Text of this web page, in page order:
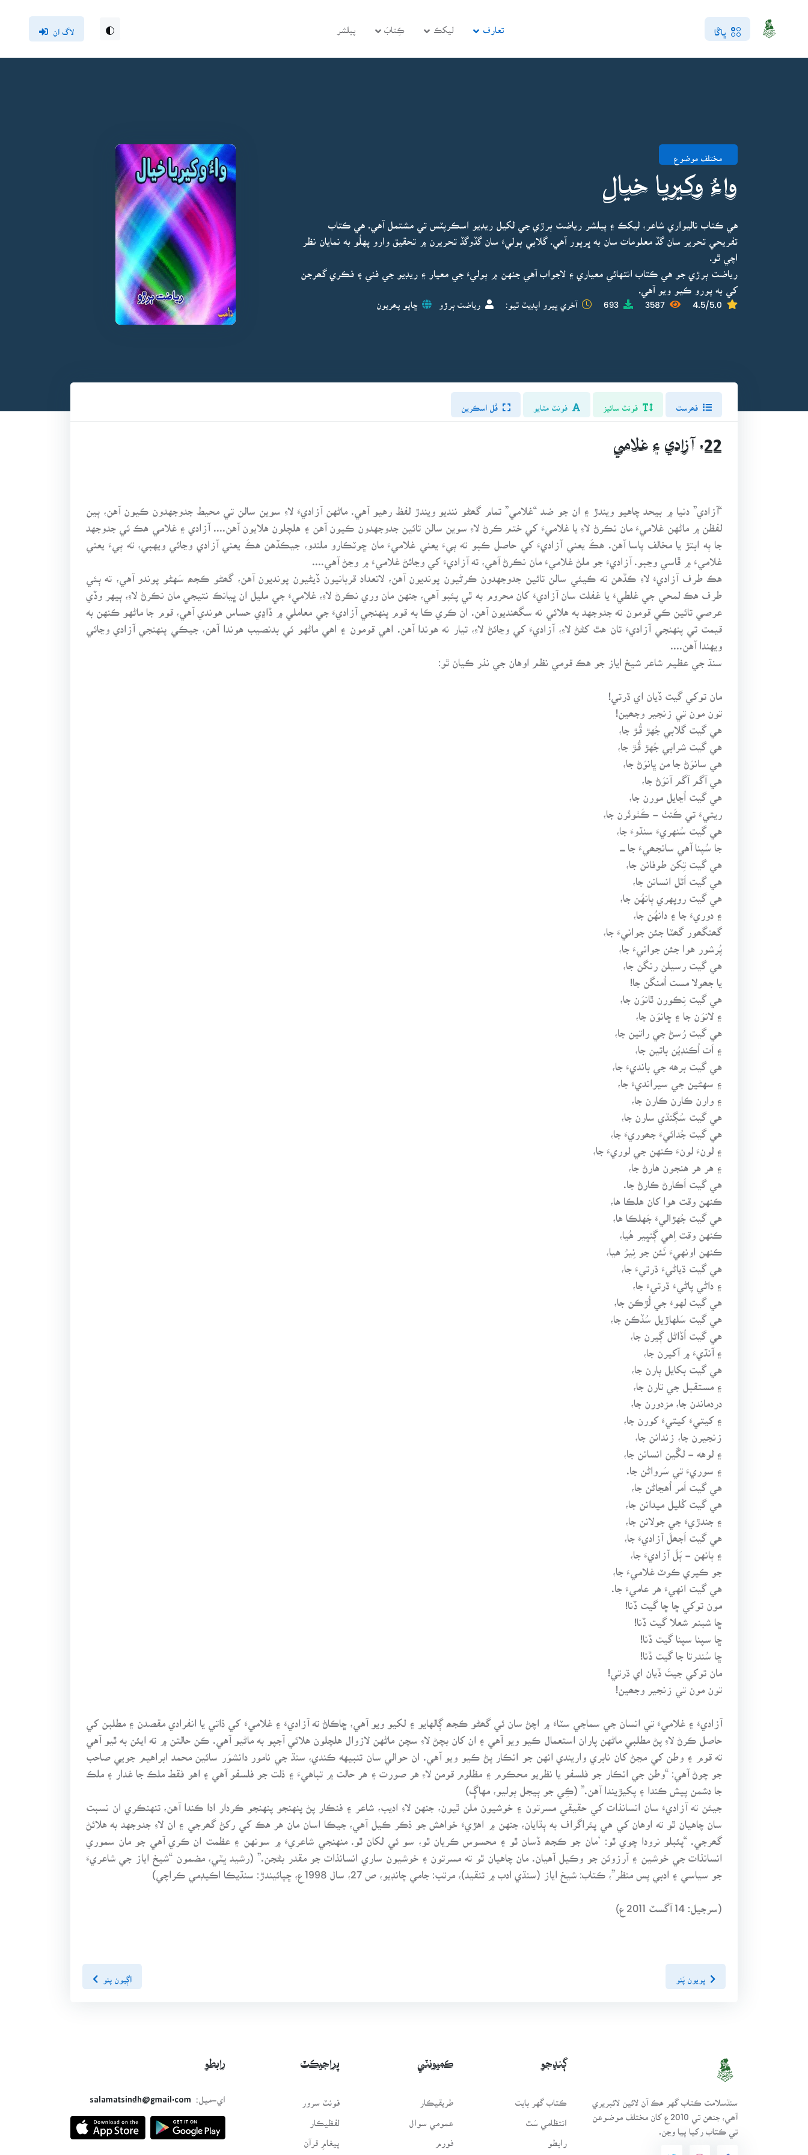
ڀاڱا تعارف ليکڪ ڪِتابَ پبلشر لاگ ان
مختلف موضوع
واءُ وکيريا خيال
هي ڪتاب ناليواري شاعر، ليکڪ ۽ پبلشر رياضت ٻرڙي جي لکيل ريڊيو اسڪرپٽس تي مشتمل آهي. هي ڪتاب
تفريحي تحرير سان گڏ معلومات سان به ڀرپور آهي. گلابي ٻوليءَ سان گڏوگڏ تحريرن ۾ تحقيق وارو پهلُو به نمايان نظر
اچي ٿو.
رياضت ٻرڙي جو هي ڪتاب انتهائي معياري ۽ لاجواب آهي جنهن ۾ ٻوليءَ جي معيار ۽ ريڊيو جي فني ۽ فڪري گھرجن
کي به پورو ڪيو ويو آهي.
4.5/5.0
3587
693 آخري ڀيرو اپڊيٽ ٿيو: رياضت ٻرڙو ڇاپو پھريون
فونٽ سائيز فونٽ مٽايو فُل اسڪرين
22. آزادي ۽ غلامي
“آزادي” دنيا ۾ بيحد چاهيو ويندڙ ۽ ان جو ضد “غلامي” تمام گھڻو ننديو ويندڙ لفظ رهيو آهي. ماڻهن آزاديءَ لاءِ سوين سالن تي محيط جدوجهدون ڪيون آهن، ٻين
لفظن ۾ ماڻهن غلاميءَ مان نڪرڻ لاءِ يا غلاميءَ کي ختم ڪرڻ لاءِ سوين سالن تائين جدوجهدون ڪيون آهن ۽ هلچلون هلايون آهن.... آزادي ۽ غلامي هڪ ئي جدوجهد
جا ٻه ابتڙ يا مخالف پاسا آهن. هڪَ يعني آزاديءَ کي حاصل ڪبو ته ٻيءَ يعني غلاميءَ مان ڇوٽڪارو ملندو، جيڪڏهن هڪَ يعني آزادي وڃائي ويهبي، ته ٻيءَ يعني
غلاميءَ ۾ ڦاسي وڃبو. آزاديءَ جو ملڻ غلاميءَ مان نڪرڻ آهي، ته آزاديءَ کي وڃائڻ غلاميءَ ۾ وڃڻ آهي....
هڪ طرف آزاديءَ لاءِ ڪڏهن ته ڪيئي سالن تائين جدوجهدون ڪرڻيون پونديون آهن، لاتعداد قربانيون ڏيڻيون پونديون آهن، گھڻو ڪجھ سَهڻو پوندو آهي، ته ٻئي
طرف هڪ لمحي جي غلطيءَ يا غفلت سان آزاديءَ کان محروم به ٿي پئبو آهي، جنهن مان وري نڪرڻ لاءِ، غلاميءَ جي مليل ان ڀيانڪ نتيجي مان نڪرڻ لاءِ، ٻيهر وڏي
عرصي تائين ڪي قومون ته جدوجهد به هلائي نه سگھنديون آهن. ان ڪري ڪا به قوم پنهنجي آزاديءَ جي معاملي ۾ ڏاڍي حساس هوندي آهي، قوم جا ماڻهو ڪنهن به
قيمت تي پنهنجي آزاديءَ تان هٿ کڻڻ لاءِ، آزاديءَ کي وڃائڻ لاءِ، تيار نه هوندا آهن. اهي قومون ۽ اهي ماڻهو ئي بدنصيب هوندا آهن، جيڪي پنهنجي آزادي وڃائي
ويهندا آهن....
سنڌ جي عظيم شاعر شيخ اياز جو هڪ قومي نظم اوهان جي نذر ڪيان ٿو:
مان توکي گيت ڏيان اي ڌرتي!
تون مون تي زنجير وجھين!
هي گيت گلابي جُهڙ ڦُـڙ جا،
هي گيت شرابي جُهڙ ڦُـڙ جا،
هي سانوَڻ جا من ڀانوَڻ جا،
هي آگم آگم آنوَڻ جا،
هي گيت اُڃايل مورن جا،
ريتيءَ تي ڪَنٺ - ڪَٺوئَرن جا،
هي گيت سُنهريءَ سنڌوءَ جا،
جا سُپنا آهي سانجھيءَ جا ــــ
هي گيت تِکن طوفانن جا،
هي گيت اَٽل انسانن جا،
هي گيت روپهري ٻانهُن جا،
۽ دوريءَ جا ۽ دانهُن جا،
گھنگھور گھٽا جئن جوانيءَ جا،
پُرشور هوا جئن جوانيءَ جا،
هي گيت رسيلن رنگن جا،
يا جھولا مست اُمنگن جا!
هي گيت نِڪورن ٿانوَن جا،
۽ لانوَن جا ۽ ڇانوَن جا،
هي گيت رُسڻ جي راتين جا،
۽ اَت اُڪنڊيُن باتين جا،
هي گيت برهه جي بانديءَ جا،
۽ سهڻين جي سيرانديءَ جا،
۽ وارن ڪارن ڪارن جا،
هي گيت سُڳنڌي سارن جا،
هي گيت جُدائيءَ جھوريءَ جا،
۽ لونءَ لونءَ ڪنهن جي لوريءَ جا،
۽ هر هر هنجون هارڻ جا،
هي گيت اَڪارڻ ڪارڻ جا.
ڪنهن وقت هوا کان هلڪا ها،
هي گيت جُهڙاليءَ جَهلڪا ها،
ڪنهن وقت اِهي ڳنڀير هُيا،
ڪنهن اونهيءَ نَئن جو نِيرُ هيا،
هي گيت ڌياڻيءَ ڌرتيءَ جا،
۽ داڻي پاڻيءَ ڌرتيءَ جا،
هي گيت لهوءَ جي لُڙڪن جا،
هي گيت سَلهاڙيل سُڏڪن جا،
هي گيت اُڏاڻل ڳيرن جا،
۽ آنڌيءَ ۾ آکيرن جا،
هي گيت بکايل ٻارن جا،
۽ مستقبل جي تارن جا،
دردماندن جا، مزدورن جا،
۽ کيتيءَ کيتيءَ کورن جا،
زنجيرن جا، زندانن جا،
۽ لوهه - لڱين انسانن جا،
۽ سوريءَ تي سَرواڻن جا.
هي گيت اَمر اُهڃاڻن جا،
هي گيت کُليل ميدانن جا،
۽ جندڙيءَ جي جولانن جا،
هي گيت اَجھلَ آزاديءَ جا،
۽ ٻانهن - ٻَلَ آزاديءَ جا،
جو ڪيري ڪوٽ غلاميءَ جا،
هي گيت انهيءَ هر عاميءَ جا.
مون توکي ڇا ڇا گيت ڏنا!
ڇا شبنم شعلا گيت ڏنا!
ڇا سپنا سپنا گيت ڏنا!
ڇا سُندرتا جا گيت ڏنا!
مان توکي جيتَ ڏيان اي ڌرتي!
تون مون تي زنجير وجھين!
آزاديءَ ۽ غلاميءَ تي انسان جي سماجي سٽاءَ ۾ اچڻ سان ئي گھڻو ڪجھ ڳالهايو ۽ لکيو ويو آهي، ڇاڪاڻ ته آزاديءَ ۽ غلاميءَ کي ذاتي يا انفرادي مقصدن ۽ مطلبن کي
حاصل ڪرڻ لاءِ پڻ مطلبي ماڻهن پاران استعمال ڪيو ويو آهي ۽ ان کان بچڻ لاءِ سچن ماڻهن لازوال هلچلون هلائي آجپو به ماڻيو آهي. ڪن حالتن ۾ ته ايئن به ٿيو آهي
ته قوم ۽ وطن کي مڃڻ کان نابري واريندي انهن جو انڪار پڻ ڪيو ويو آهي. ان حوالي سان تنبيهه ڪندي، سنڌ جي نامور دانشوَر سائين محمد ابراهيم جويي صاحب
جو چوڻ آهي: “وطن جي انڪار جو فلسفو يا نظريو محڪوم ۽ مظلوم قومن لاءِ هر صورت ۽ هر حالت ۾ تباهيءَ ۽ ذلت جو فلسفو آهي ۽ اهو فقط ملڪ جا غدار ۽ ملڪ
جا دشمن پيش ڪندا ۽ پکيڙيندا آهن.” (ڪِي جو ٻيجل ٻوليو، مهاڳ)
جيئن ته آزاديءَ سان انسانذات کي حقيقي مسرتون ۽ خوشيون ملن ٿيون، جنهن لاءِ اديب، شاعر ۽ فنڪار پڻ پنهنجو پنهنجو ڪردار ادا ڪندا آهن، تنهنڪري ان نسبت
سان چاهيان ٿو ته اوهان کي هي پئراگراف به ٻڌايان، جنهن ۾ اهڙيءَ خواهش جو ذڪر ڪيل آهي، جيڪا اسان مان هر هڪ کي رکڻ گھرجي ۽ ان لاءِ جدوجهد به هلائڻ
گھرجي. “پئبلو نرودا چوي ٿو: ‘مان جو ڪجھ ڏسان ٿو ۽ محسوس ڪريان ٿو، سو ئي لکان ٿو. منهنجي شاعريءَ ۾ سونهن ۽ عظمت ان ڪري آهي جو مان سموري
انسانذات جي خوشين ۽ آرزوئن جو وڪيل آهيان. مان چاهيان ٿو ته مسرتون ۽ خوشيون ساري انسانذات جو مقدر بڻجن.” (رشيد ڀٽي، مضمون “شيخ اياز جي شاعريءَ
جو سياسي ۽ ادبي پس منظر”، ڪتاب: شيخ اياز (سنڌي ادب ۾ تنقيد)، مرتب: جامي چانڊيو، ص 27، سال 1998ع، ڇپائيندڙ: سنڌيڪا اڪيڊمي ڪراچي)
(سرجيل: 14 آگسٽ 2011ع)
پويون پَنو اڳيون پنو
سنڌسلامت ڪتاب گهر ھڪ آن لائين لائبريري
آھي، جنھن تي 2010ع کان مختلف موضوعن
تي ڪتاب رکيا پيا وڃن.
ڳنڍجو
ڪتاب گهر بابت
انتظامي سَٿ
رابطو
ڪميونٽي
طريقيڪار
عمومي سوال
فورم
پراجيڪٽ
فونٽ سرور
لفظيڪار
پيغامِ قرآن
رابطو
اي-ميل:
salamatsindh@gmail.com